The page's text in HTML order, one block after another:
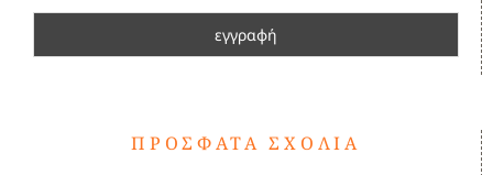
ΠΡΌΣΦΑΤΑ ΣΧΌΛΙΑ